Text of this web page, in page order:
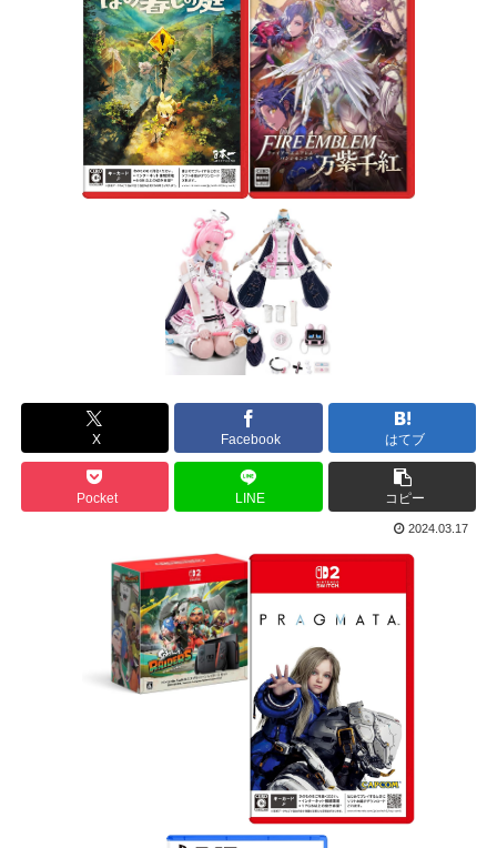
X Facebook はてブ
Pocket LINE コピー
2024.03.17